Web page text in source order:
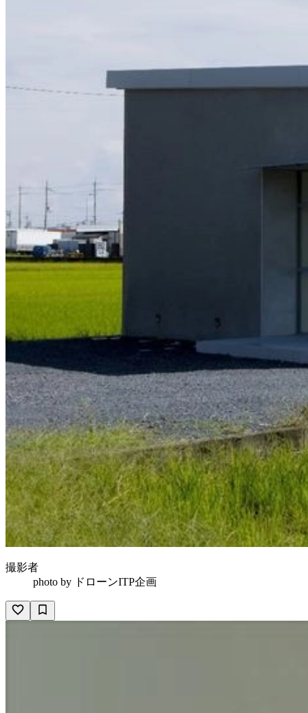
撮影者
photo by ドローンITP企画